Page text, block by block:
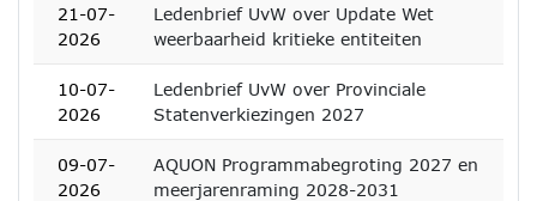
21-07-
2026
Ledenbrief UvW over Update Wet
weerbaarheid kritieke entiteiten
10-07-
2026
Ledenbrief UvW over Provinciale
Statenverkiezingen 2027
09-07-
2026
AQUON Programmabegroting 2027 en
meerjarenraming 2028-2031